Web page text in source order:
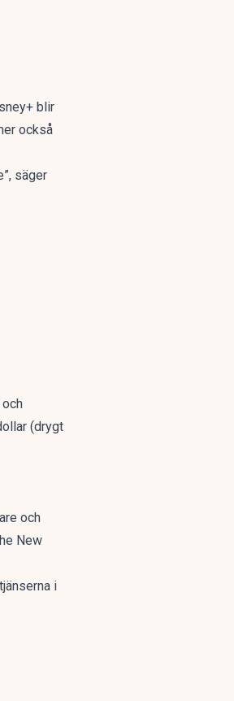
blir
också
säger
(drygt
och
New
i